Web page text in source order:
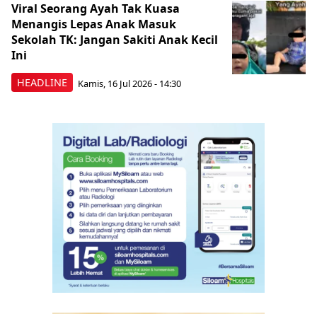
HEADLINE
Viral Seorang Ayah Tak Kuasa
Menangis Lepas Anak Masuk
Sekolah TK: Jangan Sakiti Anak Kecil
Ini
Kamis, 16 Jul 2026 - 14:30